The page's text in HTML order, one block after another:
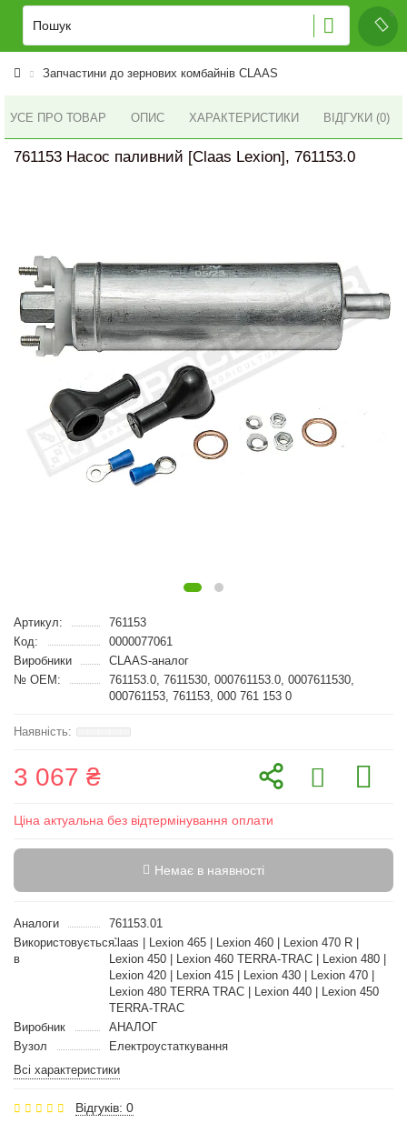
Запчастини до зернових комбайнів CLAAS
УСЕ ПРО ТОВАР ОПИС ХАРАКТЕРИСТИКИ ВІДГУКИ (0)
761153 Насос паливний [Claas Lexion], 761153.0
Артикул:
761153
Код:
0000077061
Виробники
CLAAS-аналог
№ OEM:
761153.0, 7611530, 000761153.0, 0007611530,
000761153, 761153, 000 761 153 0
3 067 ₴
Ціна актуальна без відтермінування оплати
Немає в наявності
Аналоги
761153.01
Використовується
в
Claas | Lexion 465 | Lexion 460 | Lexion 470 R |
Lexion 450 | Lexion 460 TERRA-TRAC | Lexion 480 |
Lexion 420 | Lexion 415 | Lexion 430 | Lexion 470 |
Lexion 480 TERRA TRAC | Lexion 440 | Lexion 450
TERRA-TRAC
Виробник
АНАЛОГ
Вузол
Електроустаткування
Всі характеристики
Відгуків: 0